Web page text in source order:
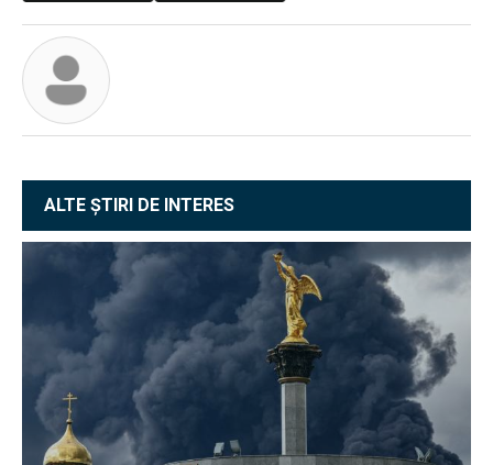
ALTE ȘTIRI DE INTERES